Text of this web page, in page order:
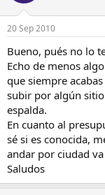
20 Sep 2010
Bueno, pués no lo
Echo de menos
que siempre
subir por algún
espalda.
En cuanto al
sé si es conocida,
andar por ciudad
Saludos